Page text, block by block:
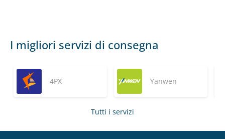
I migliori servizi di consegna
4PX Yanwen
Tutti i servizi